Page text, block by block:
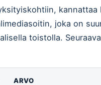
joka on
toistolla.
ARVO